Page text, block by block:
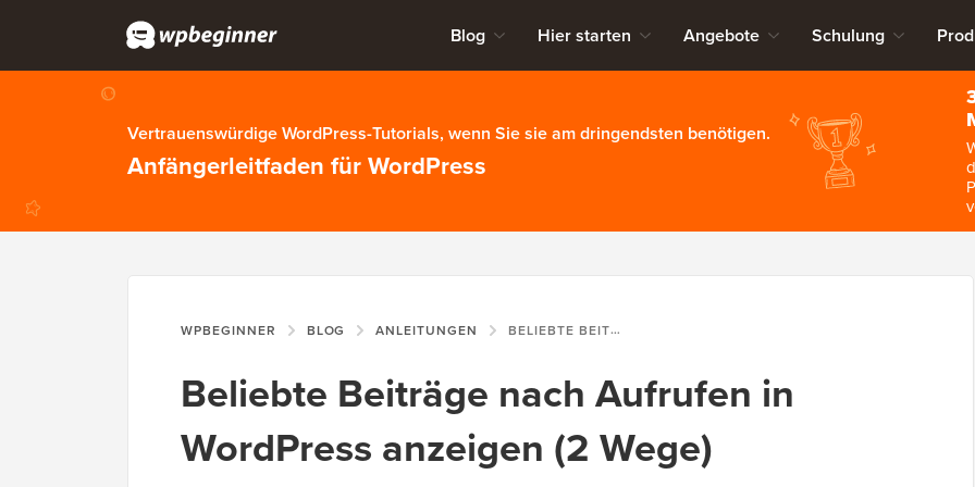
Blog Hier starten Angebote Schulung
Vertrauenswürdige WordPress-Tutorials, wenn Sie sie am dringendsten benötigen.
Anfängerleitfaden für WordPress
WPBEGINNER BLOG ANLEITUNGEN BELIEBTE BEITRÄGE NACH AUFRUFEN IN WORDPRESS ANZEIGEN (2 WEGE)
Beliebte Beiträge nach Aufrufen in
WordPress anzeigen (2 Wege)